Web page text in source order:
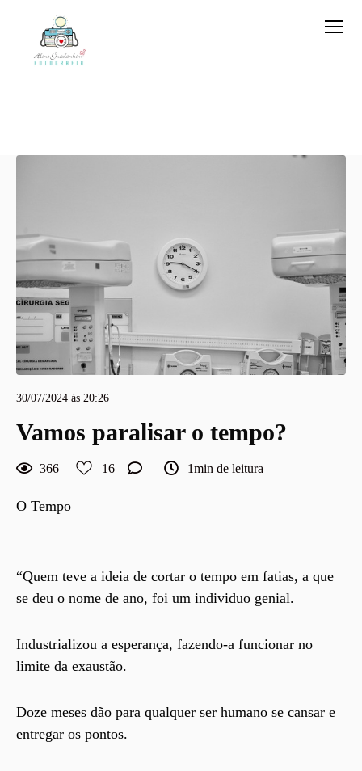
30/07/2024 às 20:26
Vamos paralisar o tempo?
366 16 1min de leitura
O Tempo
“Quem teve a ideia de cortar o tempo em fatias, a que
se deu o nome de ano, foi um individuo genial.
Industrializou a esperança, fazendo-a funcionar no
limite da exaustão.
Doze meses dão para qualquer ser humano se cansar e
entregar os pontos.